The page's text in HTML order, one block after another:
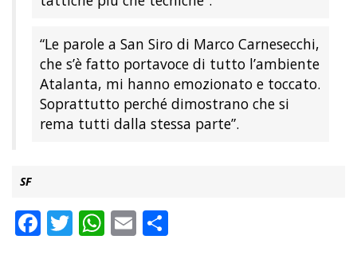
“Le parole a San Siro di Marco Carnesecchi,
che s’è fatto portavoce di tutto l’ambiente
Atalanta, mi hanno emozionato e toccato.
Soprattutto perché dimostrano che si
rema tutti dalla stessa parte”.
SF
Facebook
Twitter
WhatsApp
Email